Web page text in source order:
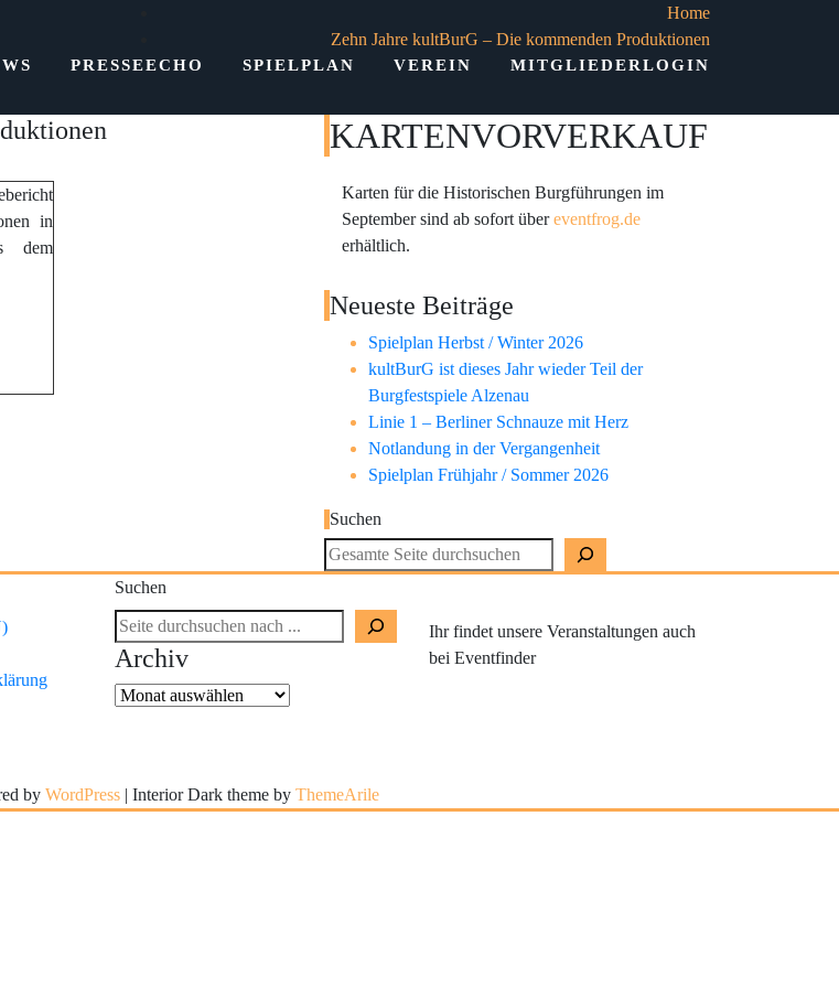
PRESSEECHO SPIELPLAN VEREIN MITGLIEDERLOGIN
Home
Zehn Jahre kultBurG – Die kommenden Produktionen
in
dem
KARTENVORVERKAUF
Karten für die Historischen Burgführungen im
September sind ab sofort übereventfrog.de
erhältlich.
Neueste Beiträge
Spielplan Herbst / Winter 2026
kultBurG ist dieses Jahr wieder Teil der
Burgfestspiele Alzenau
Linie 1 – Berliner Schnauze mit Herz
Notlandung in der Vergangenheit
Spielplan Frühjahr / Sommer 2026
Suchen
Suchen
Archiv
Archiv
Ihr findet unsere Veranstaltungen auch
bei Eventfinder
by WordPress | Interior Dark theme by ThemeArile